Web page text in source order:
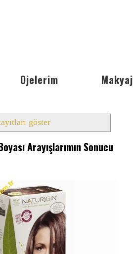
Ojelerim Makyaj
göster
Arayışlarımın Sonucu